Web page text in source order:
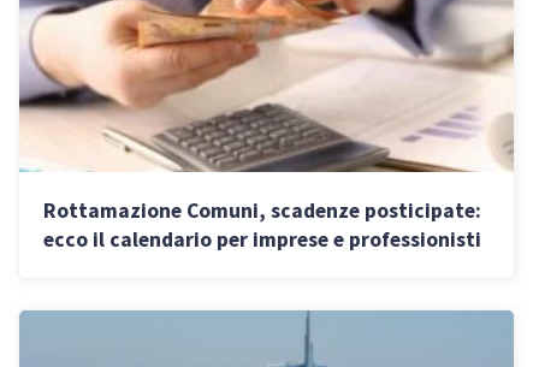
Rottamazione Comuni, scadenze posticipate:
ecco il calendario per imprese e professionisti